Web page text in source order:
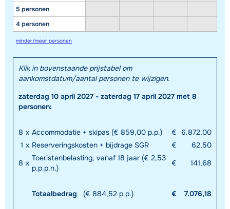
5 personen
4 personen
minder/meer personen
Klik in bovenstaande prijstabel om
aankomstdatum/aantal personen te wijzigen.
zaterdag 10 april 2027 - zaterdag 17 april 2027 met 8
personen:
8 x Accommodatie + skipas (€ 859,00 p.p.) € 6.872,00
1 x Reserveringskosten + bijdrage SGR €
62,50
8 x
Toeristenbelasting, vanaf 18 jaar (€ 2,53
p.p.p.n.)
€ 141,68
Totaalbedrag (€ 884,52 p.p.) € 7.076,18